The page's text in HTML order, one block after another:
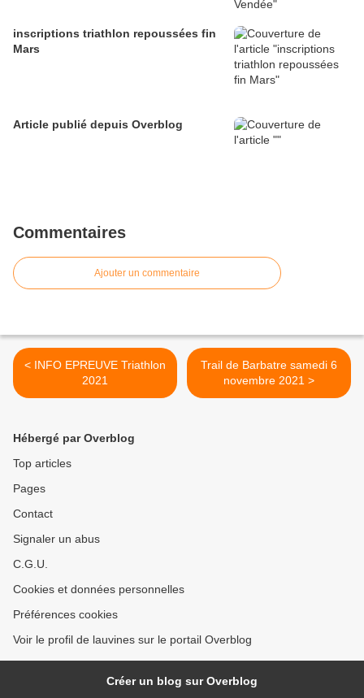
inscriptions triathlon repoussées fin
Mars
Article publié depuis Overblog
Commentaires
Ajouter un commentaire
< INFO EPREUVE Triathlon
2021
Trail de Barbatre samedi 6
novembre 2021 >
Hébergé par Overblog
Top articles
Pages
Contact
Signaler un abus
C.G.U.
Cookies et données personnelles
Préférences cookies
Voir le profil de lauvines sur le portail Overblog
Créer un blog sur Overblog